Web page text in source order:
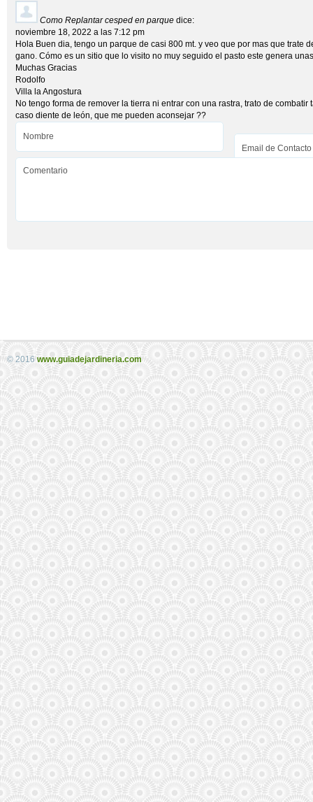
Como Replantar cesped en parque dice:
noviembre 18, 2022 a las 7:12 pm
Hola Buen dia, tengo un parque de casi 800 mt. y veo que por mas que trate
gano. Cómo es un sitio que lo visito no muy seguido el pasto este genera
Muchas Gracias
Rodolfo
Villa la Angostura
No tengo forma de remover la tierra ni entrar con una rastra, trato de combatir
caso diente de león, que me pueden aconsejar ??
© 2016www.guiadejardineria.com